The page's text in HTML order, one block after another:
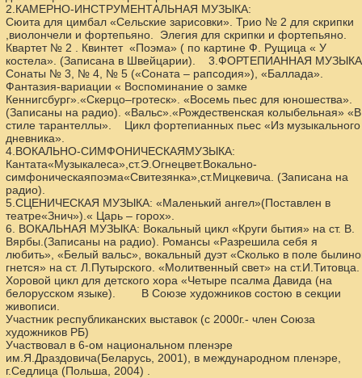
2.КАМЕРНО-ИНСТРУМЕНТАЛЬНАЯ МУЗЫКА:
Сюита для цимбал «Сельские зарисовки». Трио № 2 для скрипки
,виолончели и фортепьяно. Элегия для скрипки и фортепьяно.
Квартет № 2 . Квинтет «Поэма» ( по картине Ф. Рущица « У
костела». (Записана в Швейцарии). 3.ФОРТЕПИАННАЯ
Сонаты № 3, № 4, № 5 («Соната – рапсодия»), «Баллада».
Фантазия-вариации « Воспоминание о замке
Кеннигсбург».«Скерцо–гротеск». «Восемь пьес для юношества».
(Записаны на радио). «Вальс».«Рождественская колыбельная» «В
стиле тарантеллы». Цикл фортепианных пьес «Из музыкального
дневника».
4.ВОКАЛЬНО-СИМФОНИЧЕСКАЯМУЗЫКА:
Кантата«Музыкалеса»,ст.Э.Огнецвет.Вокально-
симфоническаяпоэма«Свитезянка»,ст.Мицкевича. (Записана на
радио).
5.СЦЕНИЧЕСКАЯ МУЗЫКА: «Маленький ангел»(Поставлен в
театре«Знич»).« Царь – горох».
6. ВОКАЛЬНАЯ МУЗЫКА: Вокальный цикл «Круги бытия» на ст. В.
Вярбы.(Записаны на радио). Романсы «Разрешила себя я
любить», «Белый вальс», вокальный дуэт «Сколько в поле
гнется» на ст. Л.Путырского. «Молитвенный свет» на ст.И.Титовца.
Хоровой цикл для детского хора «Четыре псалма Давида (на
белорусском языке). В Союзе художников состою в секции
живописи.
Участник республиканских выставок (с 2000г.- член Союза
художников РБ)
Участвовал в 6-ом национальном пленэре
им.Я.Драздовича(Беларусь, 2001), в международном пленэре,
г.Седлица (Польша, 2004) .